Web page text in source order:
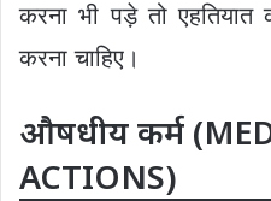
करना भी पड़े तो
करना चाहिए।
औषधीय कर्म
ACTIONS)